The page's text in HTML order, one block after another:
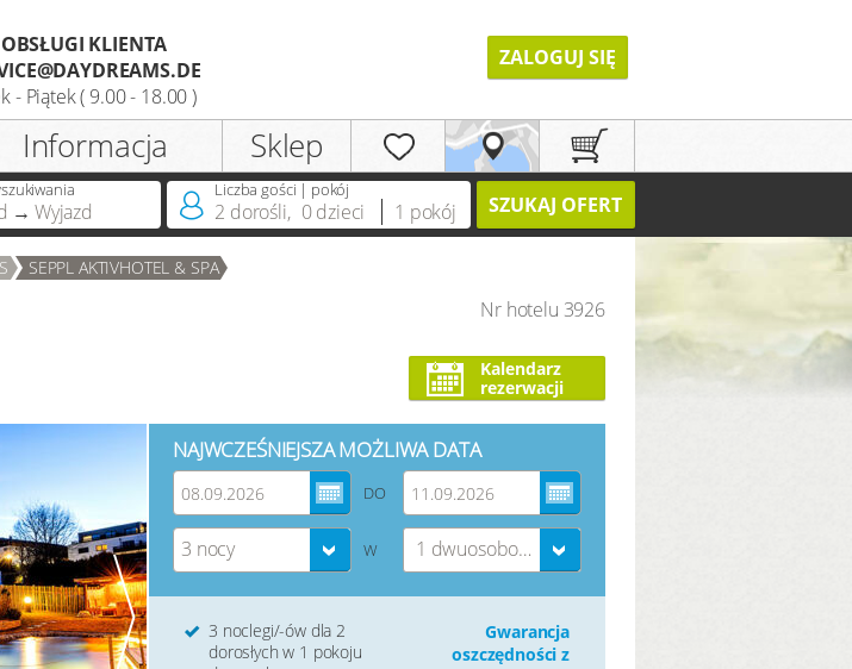
DreamCard?
REJESTRACJA
KLIENTA
- Piątek ( 9.00 - 18.00 )
ZALOGUJ SIĘ
Informacja Sklep
Wyjazd
Liczba gości | pokój
2 dorośli, 0 dzieci 1 pokój SZUKAJ OFERT
SEPPL AKTIVHOTEL & SPA
Nr hotelu 3926
Kalendarz
rezerwacji
NAJWCZEŚNIEJSZA MOŻLIWA DATA
DO
3 nocy W 1 dwuosobowy pokój
3 noclegi/-ów dla 2
dorosłych w 1 pokoju
Gwarancja
oszczędności z